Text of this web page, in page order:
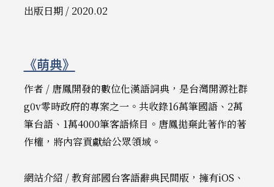
出版日期 / 2020.02
《萌典》
作者 / 唐鳳開發的數位化漢語詞典，是台灣開源社群
g0v零時政府的專案之一。共收錄16萬筆國語、2萬
筆台語、1萬4000筆客語條目。唐鳳拋棄此著作的著
作權，將內容貢獻給公眾領域。
網站介紹 / 教育部國台客語辭典民間版，擁有iOS、